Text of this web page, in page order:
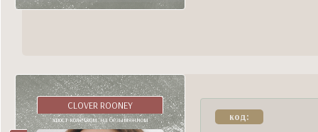
CLOVER ROONEY
хвост колечком. на безымянном код: